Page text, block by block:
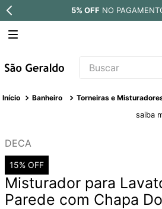
Buscar
Banheiro Torneiras e
saiba
DECA
15% OFF
Misturador para
Parede com Chapa
TERMOS MAIS BUSCADOS
4º
torneira
º
perola